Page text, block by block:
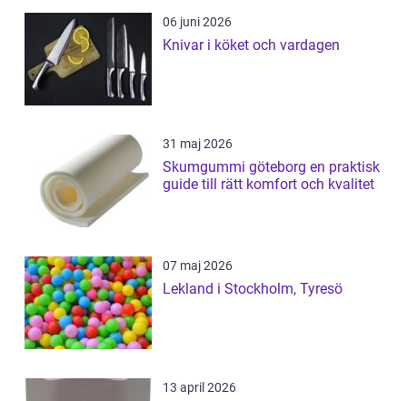
06 juni 2026
Knivar i köket och vardagen
31 maj 2026
Skumgummi göteborg en praktisk
guide till rätt komfort och kvalitet
07 maj 2026
Lekland i Stockholm, Tyresö
13 april 2026